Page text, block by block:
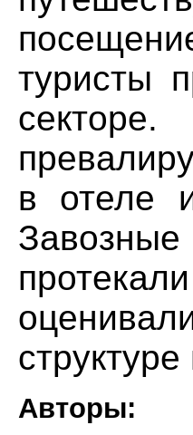
туристы
в отеле
Авторы: